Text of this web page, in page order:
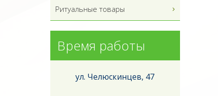
Ритуальные товары
Время работы
ул. Челюскинцев, 47